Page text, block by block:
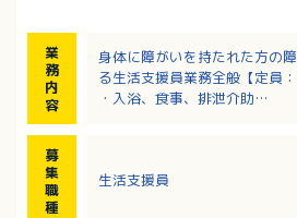
業
務
内
容
身体に障がいを持たれた方の
る生活支援員業務全般【定員：
・入浴、食事、排泄介助
・利用者の買い物同行等（社
募
集
職
種
生活支援員